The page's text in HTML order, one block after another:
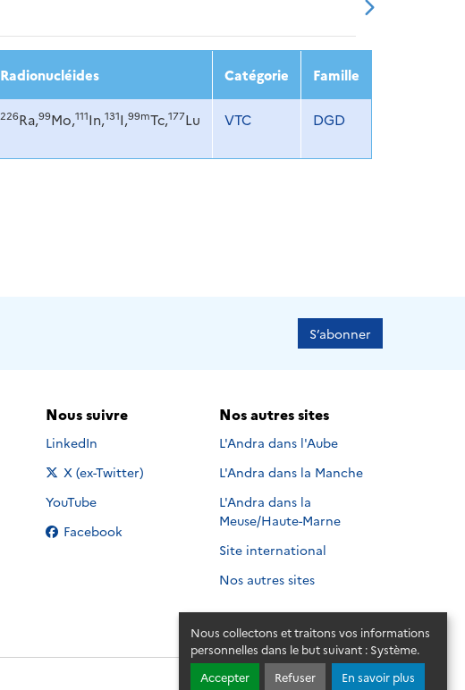
Nous collectons et traitons vos informations
personnelles dans le but suivant : Système.
Accepter
Refuser En savoir plus
2020 2021 2022 2023
Radionucléides Catégorie Famille
226Ra,99Mo,111In,131I,99mTc,177Lu VTC DGD
S’abonner
Nous suivre
Nous suivre sur
LinkedIn
Nous suivre sur
X (ex-Twitter)
Nous suivre sur
YouTube
Nous suivre sur
Facebook
Nos autres sites
L'Andra dans l'Aube
L'Andra dans la Manche
L'Andra dans la
Meuse/Haute-Marne
Site international
Nos autres sites